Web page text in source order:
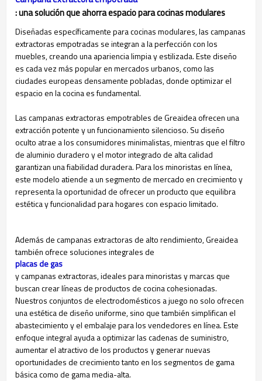
: una solución que ahorra espacio para cocinas modulares
Diseñadas específicamente para cocinas modulares, las campanas
extractoras empotradas se integran a la perfección con los
muebles, creando una apariencia limpia y estilizada. Este diseño
es cada vez más popular en mercados urbanos, como las
ciudades europeas densamente pobladas, donde optimizar el
espacio en la cocina es fundamental.
Las campanas extractoras empotrables de Greaidea ofrecen una
extracción potente y un funcionamiento silencioso. Su diseño
oculto atrae a los consumidores minimalistas, mientras que el filtro
de aluminio duradero y el motor integrado de alta calidad
garantizan una fiabilidad duradera. Para los minoristas en línea,
este modelo atiende a un segmento de mercado en crecimiento y
representa la oportunidad de ofrecer un producto que equilibra
estética y funcionalidad para hogares con espacio limitado.
Además de campanas extractoras de alto rendimiento, Greaidea
también ofrece soluciones integrales de
placas de gas
y campanas extractoras, ideales para minoristas y marcas que
buscan crear líneas de productos de cocina cohesionadas.
Nuestros conjuntos de electrodomésticos a juego no solo ofrecen
una estética de diseño uniforme, sino que también simplifican el
abastecimiento y el embalaje para los vendedores en línea. Este
enfoque integral ayuda a optimizar las cadenas de suministro,
aumentar el atractivo de los productos y generar nuevas
oportunidades de crecimiento tanto en los segmentos de gama
básica como de gama media-alta.